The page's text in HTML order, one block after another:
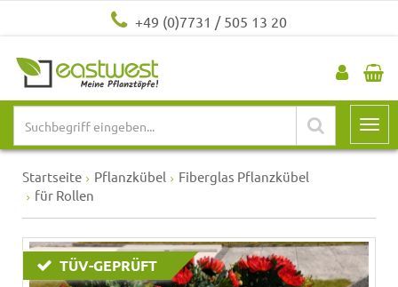
+49 (0)7731 / 505 13 20
Startseite Pflanzkübel
Fiberglas Pflanzkübel
für Rollen
TÜV-GEPRÜFT